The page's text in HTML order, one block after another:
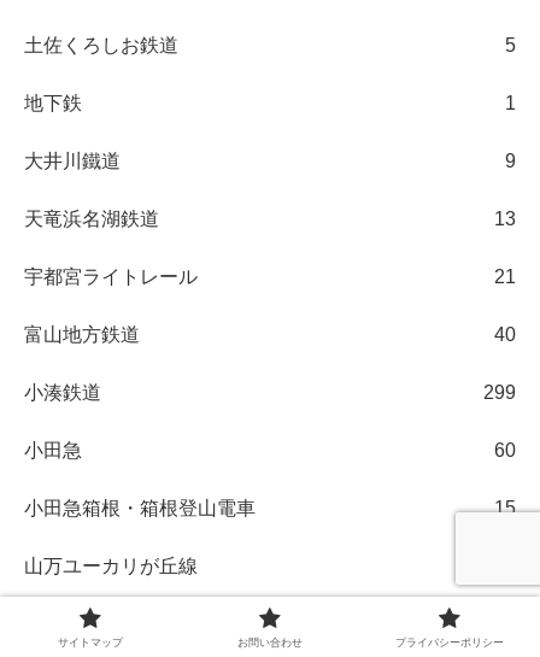
土佐くろしお鉄道 5
地下鉄 1
大井川鐵道 9
天竜浜名湖鉄道 13
宇都宮ライトレール 21
富山地方鉄道 40
小湊鉄道 299
小田急 60
小田急箱根・箱根登山電車 15
山万ユーカリが丘線
山形鉄道
サイトマップ お問い合わせ プライバシーポリシー